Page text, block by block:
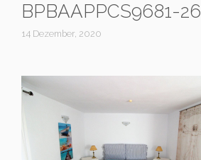
BPBAAPPCS9681-26
14 Dezember, 2020